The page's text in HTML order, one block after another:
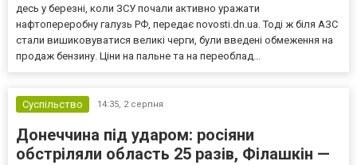
десь у березні, коли ЗСУ почали активно уражати
нафтопереробну галузь РФ, передає novosti.dn.ua. Тоді ж біля АЗС
стали вишиковуватися великі черги, були введені обмеження на
продаж бензину. Ціни на пальне та на переоблад...
Суспільство 14:35, 2 серпня
Донеччина під ударом: росіяни
обстріляли область 25 разів, Філашкін —